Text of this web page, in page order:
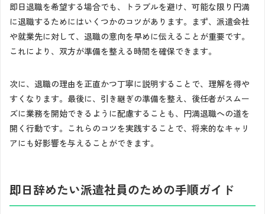
即日退職を希望する場合でも、トラブルを避け、可能な限り円満
に退職するためにはいくつかのコツがあります。まず、派遣会社
や就業先に対して、退職の意向を早めに伝えることが重要です。
これにより、双方が準備を整える時間を確保できます。
次に、退職の理由を正直かつ丁寧に説明することで、理解を得や
すくなります。最後に、引き継ぎの準備を整え、後任者がスムー
ズに業務を開始できるように配慮することも、円満退職への道を
開く行動です。これらのコツを実践することで、将来的なキャリ
アにも好影響を与えることができます。
即日辞めたい派遣社員のための手順ガイド